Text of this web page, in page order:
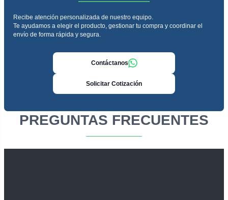
Recibe atención personalizada de nuestro equipo.
Te ayudamos a elegir el producto, gestionar tu compra y coordinar el
envío de forma rápida y segura.
Contáctanos
Solicitar Cotización
PREGUNTAS FRECUENTES